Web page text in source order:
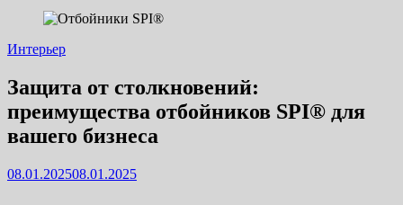
Интерьер
Защита от столкновений:
преимущества отбойников SPI® для
вашего бизнеса
08.01.202508.01.2025